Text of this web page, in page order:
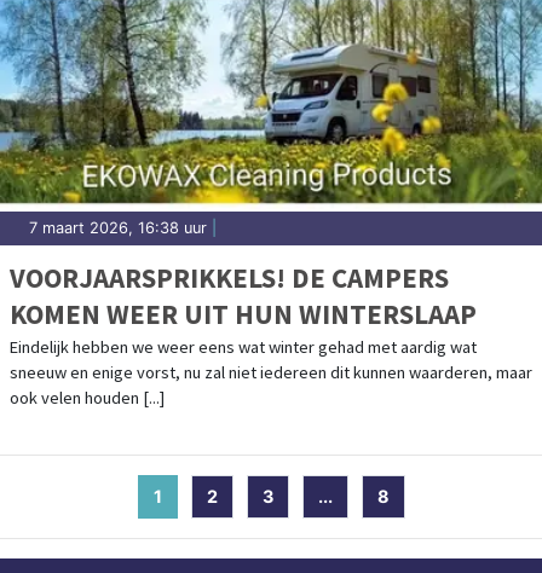
7 maart 2026, 16:38 uur
VOORJAARSPRIKKELS! DE CAMPERS
KOMEN WEER UIT HUN WINTERSLAAP
Eindelijk hebben we weer eens wat winter gehad met aardig wat
sneeuw en enige vorst, nu zal niet iedereen dit kunnen waarderen, maar
ook velen houden [...]
1 (current)
2 3 ... 8